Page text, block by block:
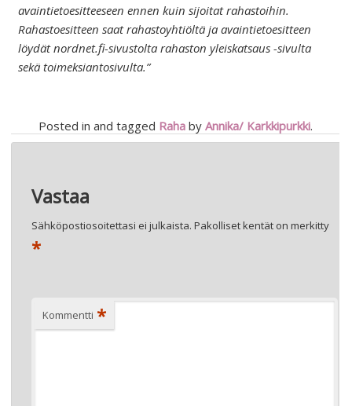
avaintietoesitteeseen ennen kuin sijoitat rahastoihin.
Rahastoesitteen saat rahastoyhtiöltä ja avaintietoesitteen
löydät nordnet.fi-sivustolta rahaston yleiskatsaus -sivulta
sekä toimeksiantosivulta.”
Posted in and tagged Rahaby Annika/ Karkkipurkki.
Vastaa
Sähköpostiosoitettasi ei julkaista. Pakolliset kentät on merkitty
*
Kommentti *